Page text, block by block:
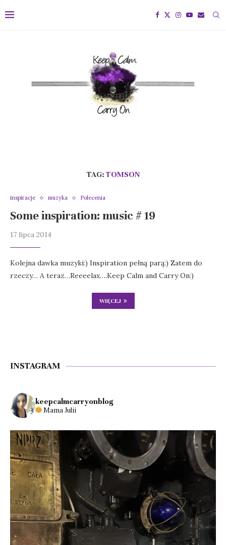
TAG: TOMSON
inspiracje muzyka Polecenia
Some inspiration: music # 19
17 lipca 2014
Kolejna dawka muzyki:) Inspiration pełną parą:) Zatem do
rzeczy… A teraz…Reeeelax….Keep Calm and Carry On:)
WIĘCEJ
INSTAGRAM
keepcalmcarryonblog
Mama Julii